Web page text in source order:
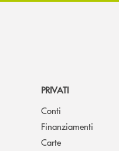
PRIVATI
Conti
Finanziamenti
Carte